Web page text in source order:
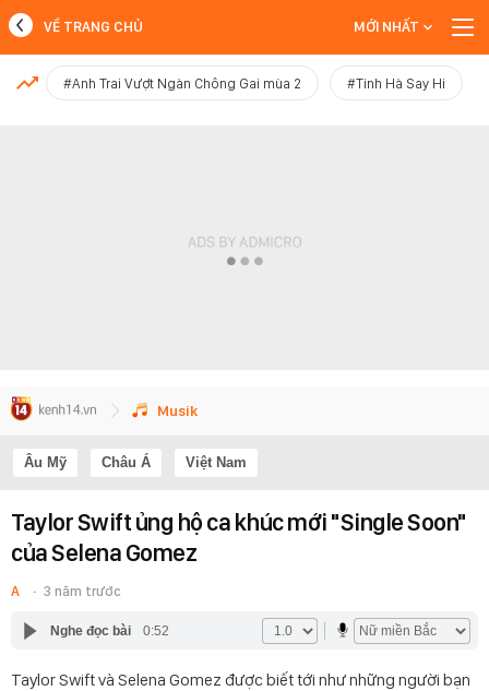
MỚI NHẤT
VỀ TRANG CHỦ MỚI NHẤT
#Anh Trai Vượt Ngàn Chông Gai mùa 2 #Tinh Hà Say Hi
Musik
Âu Mỹ Châu Á Việt Nam
Taylor Swift ủng hộ ca khúc mới "Single Soon"
của Selena Gomez
A 3 năm trước
Nghe đọc bài 0:52
Taylor Swift và Selena Gomez được biết tới như những người bạn